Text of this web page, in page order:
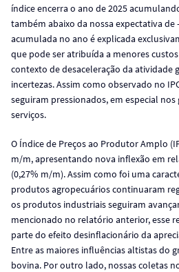
índice encerra o ano de 2025
também abaixo da nossa expectativa de
acumulada no ano é explicada
que pode ser atribuída a menores
contexto de desaceleração da atividade
incertezas. Assim como observado no
seguiram pressionados, em especial
serviços.
O Índice de Preços ao Produtor Amplo
m/m, apresentando nova inflexão em
(0,27% m/m). Assim como foi uma
produtos agropecuários continuaram
os produtos industriais seguiram
mencionado no relatório anterior, esse
parte do efeito desinflacionário da
Entre as maiores influências altistas do
bovina. Por outro lado, nossas coletas